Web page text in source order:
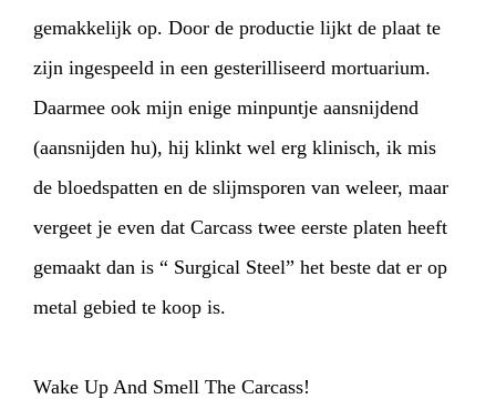
gemakkelijk op. Door de productie lijkt de plaat te
zijn ingespeeld in een gesterilliseerd mortuarium.
Daarmee ook mijn enige minpuntje aansnijdend
(aansnijden hu), hij klinkt wel erg klinisch, ik mis
de bloedspatten en de slijmsporen van weleer, maar
vergeet je even dat Carcass twee eerste platen heeft
gemaakt dan is “ Surgical Steel” het beste dat er op
metal gebied te koop is.
Wake Up And Smell The Carcass!